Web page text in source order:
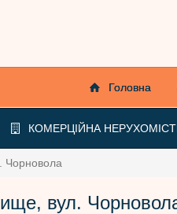
Головна
КОМЕРЦІЙНА
Чорновола
вул.